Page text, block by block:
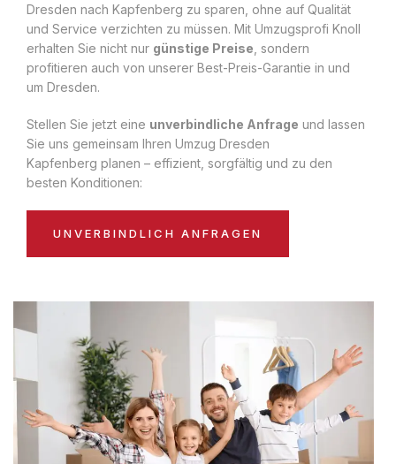
Dresden nach Kapfenberg zu sparen, ohne auf Qualität
und Service verzichten zu müssen. Mit Umzugsprofi Knoll
erhalten Sie nicht nur günstige Preise , sondern
profitieren auch von unserer Best-Preis-Garantie in und
um Dresden.
Stellen Sie jetzt eine unverbindliche Anfrage und lassen
Sie uns gemeinsam Ihren Umzug Dresden
Kapfenberg planen – effizient, sorgfältig und zu den
besten Konditionen:
UNVERBINDLICH ANFRAGEN